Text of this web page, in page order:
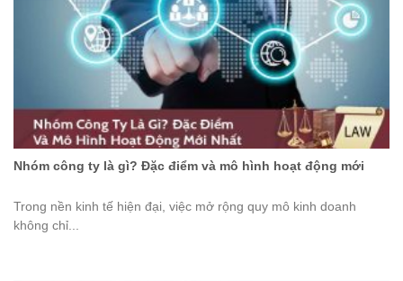
Nhóm công ty là gì? Đặc điểm và mô hình hoạt động mới
Trong nền kinh tế hiện đại, việc mở rộng quy mô kinh doanh
không chỉ...